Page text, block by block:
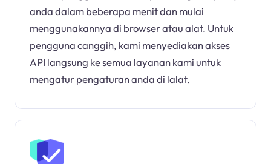
anda dalam beberapa menit dan mulai
menggunakannya di browser atau alat. Untuk
pengguna canggih, kami menyediakan akses
API langsung ke semua layanan kami untuk
mengatur pengaturan anda di lalat.